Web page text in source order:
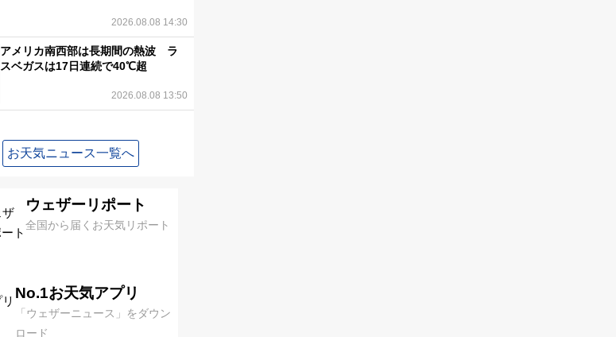
2026.08.08 14:30
アメリカ南西部は長期間の熱波 ラ
スベガスは17日連続で40℃超
2026.08.08 13:50
お天気ニュース一覧へ
ウェザーリポート
全国から届くお天気リポート
No.1お天気アプリ
「ウェザーニュース」をダウン
ロード